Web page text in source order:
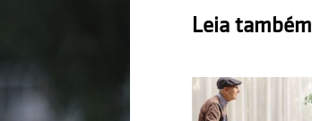
Leia também